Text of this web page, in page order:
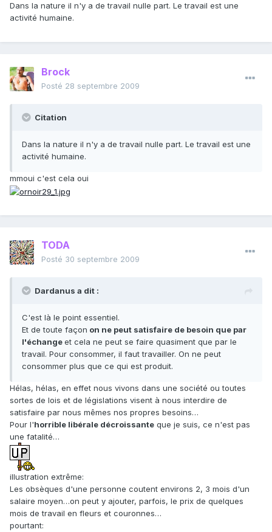
Dans la nature il n'y a de travail nulle part. Le travail est une
activité humaine.
Brock
Posté 28 septembre 2009
Citation
Dans la nature il n'y a de travail nulle part. Le travail est une
activité humaine.
mmoui c'est cela oui
TODA
Posté 30 septembre 2009
Dardanus a dit :
C'est là le point essentiel.
Et de toute façon on ne peut satisfaire de besoin que par
l'échangeet cela ne peut se faire quasiment que par le
travail. Pour consommer, il faut travailler. On ne peut
consommer plus que ce qui est produit.
Hélas, hélas, en effet nous vivons dans une société ou toutes
sortes de lois et de législations visent à nous interdire de
satisfaire par nous mêmes nos propres besoins…
Pour l'horrible libérale décroissante que je suis, ce n'est pas
une fatalité…
illustration extrême:
Les obsèques d'une personne coutent environs 2, 3 mois d'un
salaire moyen…on peut y ajouter, parfois, le prix de quelques
mois de travail en fleurs et couronnes…
pourtant: